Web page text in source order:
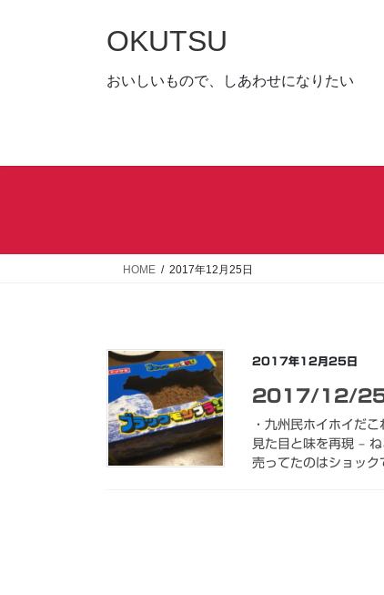
キ
に
OKUTSU
おいしいもので、しあわせになりたい
HOME 2017年12月25日
2017年12月25日
2017/12/
・九州民ホイホイだ
見た目と味を再現 –
売ってたのはショッ